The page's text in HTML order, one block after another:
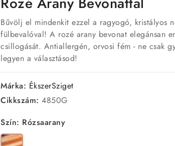
Bűvölj el mindenkit ezzel a ragyogó, kristályos
fülbevalóval! A rozé arany bevonat elegánsan
csillogását. Antiallergén, orvosi fém - ne csak
legyen a választásod!
Márka: ÉkszerSziget
Cikkszám: 4850G
Szín: Rózsaarany
Rózsaarany